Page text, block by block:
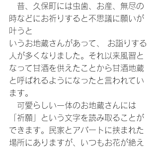
昔、久保町には虫歯、お産、無尽の
時などにお祈りすると不思議に願いが
叶うと
いうお地蔵さんがあって、 お詣りする
人が多くなりました。それ以来風習と
なって甘酒を供えたことから甘酒地蔵
と呼ばれるようになったと言われてい
ます。
可愛らしい一体のお地蔵さんには
「祈願」という文字を読み取ることが
できます。民家とアパートに挟まれた
場所にありますが、いつもお花が絶え